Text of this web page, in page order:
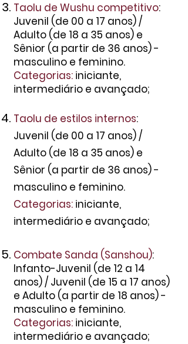
Taolu de Wushu competitivo:
Juvenil (de 00 a 17 anos) /
Adulto (de 18 a 35 anos) e
Sênior (a partir de 36 anos) -
masculino e feminino.
Categorias: iniciante,
intermediário e avançado;
Taolu de estilos internos:
Juvenil (de 00 a 17 anos) /
Adulto (de 18 a 35 anos) e
Sênior (a partir de 36 anos) -
masculino e feminino.
Categorias: iniciante,
intermediário e avançado;
Combate Sanda (Sanshou):
Infanto-Juvenil (de 12 a 14
anos) / Juvenil (de 15 a 17 anos)
e Adulto (a partir de 18 anos) -
masculino e feminino.
Categorias: iniciante,
intermediário e avançado;